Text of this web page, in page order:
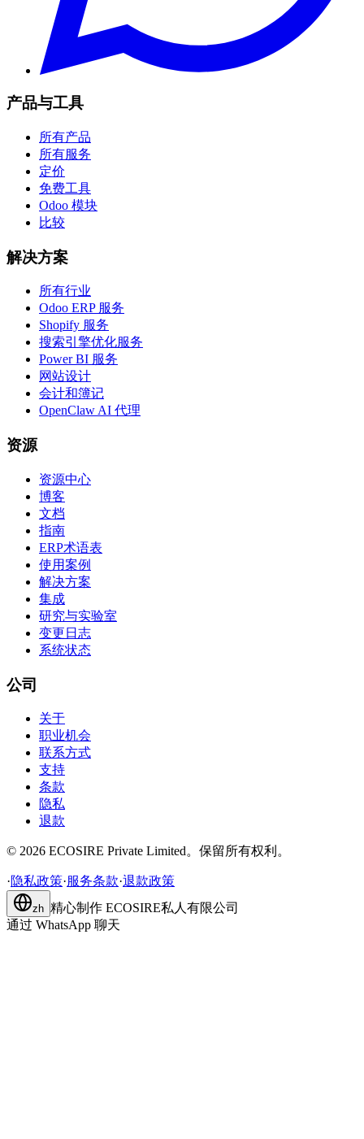
产品与工具
所有产品
所有服务
定价
免费工具
Odoo 模块
比较
解决方案
所有行业
Odoo ERP 服务
Shopify 服务
搜索引擎优化服务
Power BI 服务
网站设计
会计和簿记
OpenClaw AI 代理
资源
资源中心
博客
文档
指南
ERP术语表
使用案例
解决方案
集成
研究与实验室
变更日志
系统状态
公司
关于
职业机会
联系方式
支持
条款
隐私
退款
© 2026 ECOSIRE Private Limited。保留所有权利。
·隐私政策·服务条款·退款政策
zh 精心制作 ECOSIRE私人有限公司
通过 WhatsApp 聊天